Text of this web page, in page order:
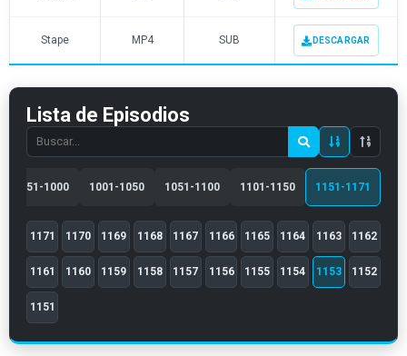
Stape MP4 SUB DESCARGAR
Lista de Episodios
Search
episode
number
951-1000 1001-1050 1051-1100 1101-1150 1151-1171
1171 1170 1169 1168 1167 1166 1165 1164 1163 1162
1161 1160 1159 1158 1157 1156 1155 1154 1153 1152
1151